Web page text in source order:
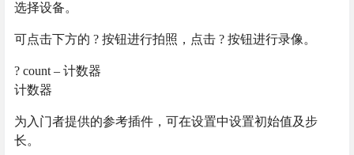
选择设备。
可点击下方的 ? 按钮进行拍照，点击 ? 按钮进行录像。
? count – 计数器
计数器
为入门者提供的参考插件，可在设置中设置初始值及步
长。